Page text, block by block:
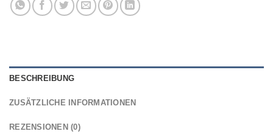
BESCHREIBUNG
ZUSÄTZLICHE INFORMATIONEN
REZENSIONEN (0)